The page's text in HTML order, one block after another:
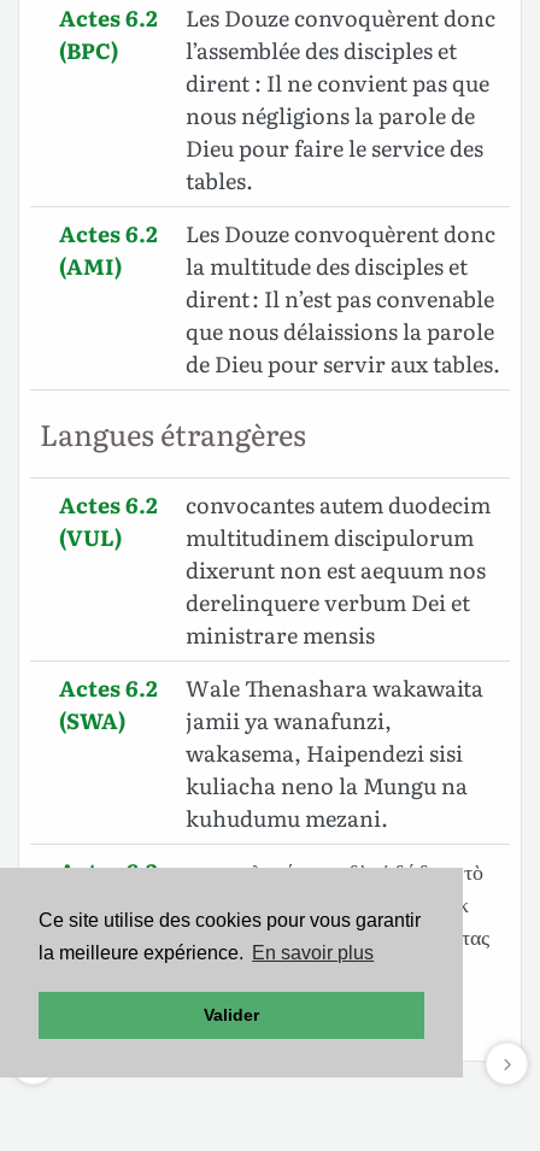
Ce site utilise des cookies pour vous garantir
la meilleure expérience. En savoir plus
Valider
Actes 6.2
(BPC)
Les Douze convoquèrent donc
l’assemblée des disciples et
dirent : Il ne convient pas que
nous négligions la parole de
Dieu pour faire le service des
tables.
Actes 6.2
(AMI)
Les Douze convoquèrent donc
la multitude des disciples et
dirent : Il n’est pas convenable
que nous délaissions la parole
de Dieu pour servir aux tables.
Langues étrangères
Actes 6.2
(VUL)
convocantes autem duodecim
multitudinem discipulorum
dixerunt non est aequum nos
derelinquere verbum Dei et
ministrare mensis
Actes 6.2
(SWA)
Wale Thenashara wakawaita
jamii ya wanafunzi,
wakasema, Haipendezi sisi
kuliacha neno la Mungu na
kuhudumu mezani.
Actes 6.2
προσκαλεσάμενοι δὲ οἱ δώδεκα τὸ
πλῆθος τῶν μαθητῶν εἶπαν· Οὐκ
ἀρεστόν ἐστιν ἡμᾶς καταλείψαντας
τὸν λόγον τοῦ θεοῦ διακονεῖν
τραπέζαις·